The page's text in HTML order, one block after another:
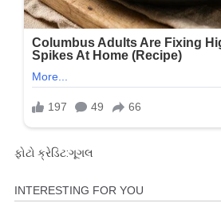
ફોટો ક્રેડિટ:ગૂગલ